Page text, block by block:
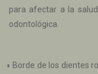
para afectar a la
odontológica.
◗ Borde de los dientes